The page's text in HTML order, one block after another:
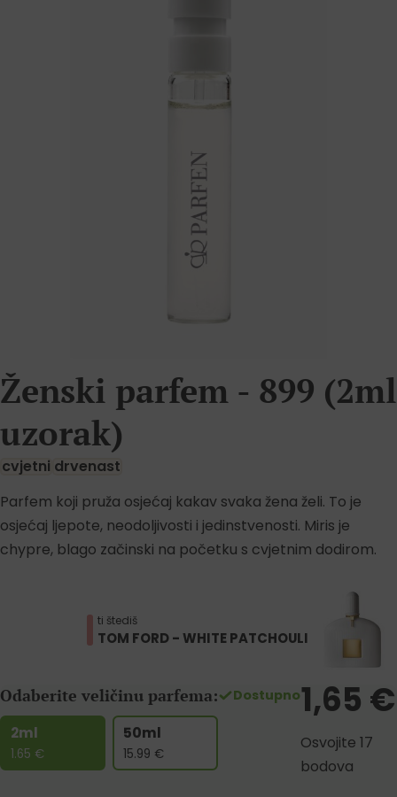
Ženski parfem - 899 (2ml
uzorak)
cvjetni drvenast
Parfem koji pruža osjećaj kakav svaka žena želi. To je
osjećaj ljepote, neodoljivosti i jedinstvenosti. Miris je
chypre, blago začinski na početku s cvjetnim dodirom.
ti štediš
TOM FORD - WHITE PATCHOULI
Odaberite veličinu parfema:
2ml
1.65 €
50ml
15.99 €
Dostupno1,65 €
Osvojite 17
bodova